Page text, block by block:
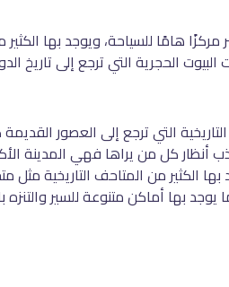
هامًا للسياحة، ويوجد بها
الحجرية التي ترجع إلى تاريخ
التي ترجع إلى العصور
أنظار كل من يراها فهي المدينة
الكثير من المتاحف التاريخية
يوجد بها أماكن متنوعة للسير